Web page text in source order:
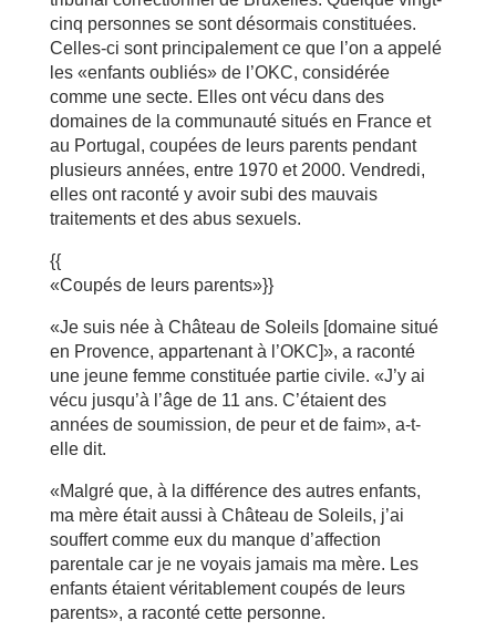
cinq personnes se sont désormais constituées.
Celles-ci sont principalement ce que l’on a appelé
les «enfants oubliés» de l’OKC, considérée
comme une secte. Elles ont vécu dans des
domaines de la communauté situés en France et
au Portugal, coupées de leurs parents pendant
plusieurs années, entre 1970 et 2000. Vendredi,
elles ont raconté y avoir subi des mauvais
traitements et des abus sexuels.
{{
«Coupés de leurs parents»}}
«Je suis née à Château de Soleils [domaine situé
en Provence, appartenant à l’OKC]», a raconté
une jeune femme constituée partie civile. «J’y ai
vécu jusqu’à l’âge de 11 ans. C’étaient des
années de soumission, de peur et de faim», a-t-
elle dit.
«Malgré que, à la différence des autres enfants,
ma mère était aussi à Château de Soleils, j’ai
souffert comme eux du manque d’affection
parentale car je ne voyais jamais ma mère. Les
enfants étaient véritablement coupés de leurs
parents», a raconté cette personne.